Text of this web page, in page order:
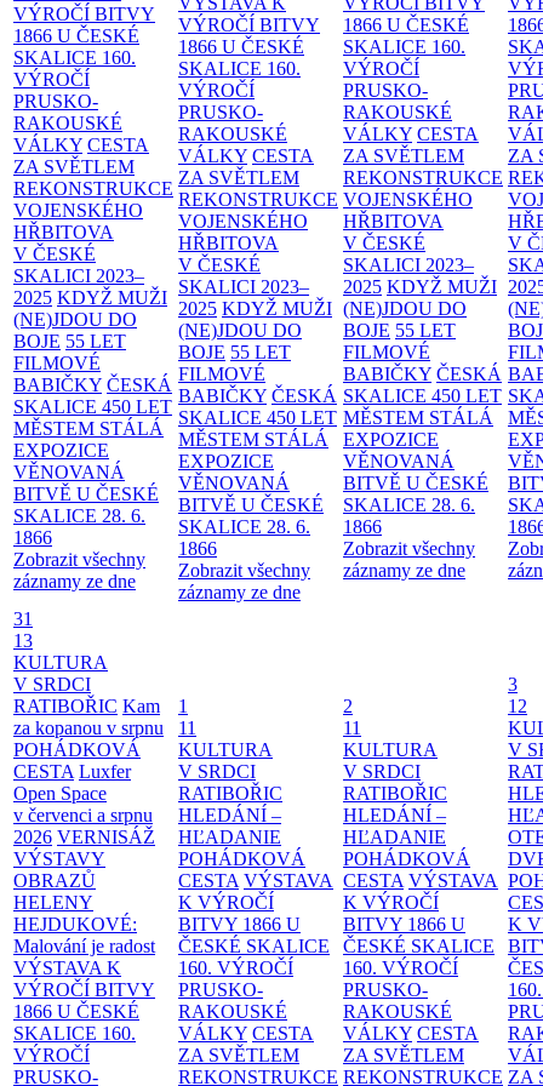
VÝROČÍ BITVY
1866 U ČESKÉ
SKALICE 160.
VÝROČÍ
PRUSKO-
RAKOUSKÉ
VÁLKY CESTA
ZA SVĚTLEM
REKONSTRUKCE
VOJENSKÉHO
HŘBITOVA
V ČESKÉ
SKALICI 2023–
2025 KDYŽ MUŽI
(NE)JDOU DO
BOJE 55 LET
FILMOVÉ
BABIČKY ČESKÁ
SKALICE 450 LET
MĚSTEM STÁLÁ
EXPOZICE
VĚNOVANÁ
BITVĚ U ČESKÉ
SKALICE 28. 6.
1866
Zobrazit všechny
záznamy ze dne
VÝROČÍ BITVY
1866 U ČESKÉ
SKALICE 160.
VÝROČÍ
PRUSKO-
RAKOUSKÉ
VÁLKY CESTA
ZA SVĚTLEM
REKONSTRUKCE
VOJENSKÉHO
HŘBITOVA
V ČESKÉ
SKALICI 2023–
2025 KDYŽ MUŽI
(NE)JDOU DO
BOJE 55 LET
FILMOVÉ
BABIČKY ČESKÁ
SKALICE 450 LET
MĚSTEM STÁLÁ
EXPOZICE
VĚNOVANÁ
BITVĚ U ČESKÉ
SKALICE 28. 6.
1866
Zobrazit všechny
záznamy ze dne
1866 U ČESKÉ
SKALICE 160.
VÝROČÍ
PRUSKO-
RAKOUSKÉ
VÁLKY CESTA
ZA SVĚTLEM
REKONSTRUKCE
VOJENSKÉHO
HŘBITOVA
V ČESKÉ
SKALICI 2023–
2025 KDYŽ MUŽI
(NE)JDOU DO
BOJE 55 LET
FILMOVÉ
BABIČKY ČESKÁ
SKALICE 450 LET
MĚSTEM STÁLÁ
EXPOZICE
VĚNOVANÁ
BITVĚ U ČESKÉ
SKALICE 28. 6.
1866
Zobrazit všechny
záznamy ze dne
ZA
V
31
13
KULTURA
V SRDCI
RATIBOŘIC Kam
za kopanou v srpnu
POHÁDKOVÁ
CESTA Luxfer
Open Space
v červenci a srpnu
2026 VERNISÁŽ
VÝSTAVY
OBRAZŮ
HELENY
HEJDUKOVÉ:
Malování je radost
VÝSTAVA K
VÝROČÍ BITVY
1866 U ČESKÉ
SKALICE 160.
VÝROČÍ
PRUSKO-
1
11
KULTURA
V SRDCI
RATIBOŘIC
HLEDÁNÍ –
HĽADANIE
POHÁDKOVÁ
CESTA VÝSTAVA
K VÝROČÍ
BITVY 1866 U
ČESKÉ SKALICE
160. VÝROČÍ
PRUSKO-
RAKOUSKÉ
VÁLKY CESTA
ZA SVĚTLEM
REKONSTRUKCE
2
11
KULTURA
V SRDCI
RATIBOŘIC
HLEDÁNÍ –
HĽADANIE
POHÁDKOVÁ
CESTA VÝSTAVA
K VÝROČÍ
BITVY 1866 U
ČESKÉ SKALICE
160. VÝROČÍ
PRUSKO-
RAKOUSKÉ
VÁLKY CESTA
ZA SVĚTLEM
REKONSTRUKCE
3
12
V
K
ZA